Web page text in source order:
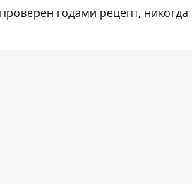
годами рецепт, никогда